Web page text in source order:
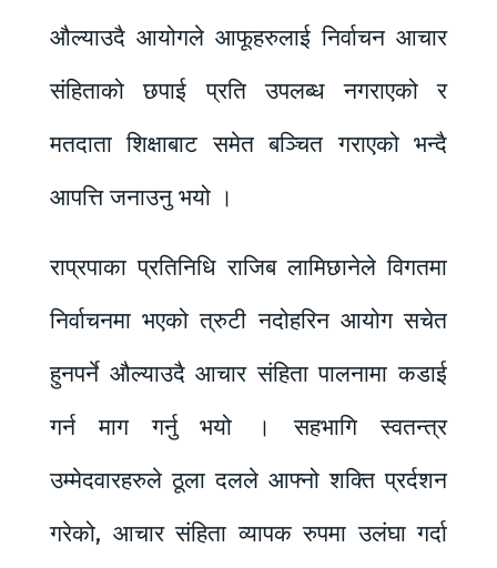
औल्याउदै आयोगले आफूहरुलाई निर्वाचन आचार
संहिताको छपाई प्रति उपलब्ध नगराएको र
मतदाता शिक्षाबाट समेत बञ्चित गराएको भन्दै
आपत्ति जनाउनु भयो ।
राप्रपाका प्रतिनिधि राजिब लामिछानेले विगतमा
निर्वाचनमा भएको त्रुटी नदोहरिन आयोग सचेत
हुनपर्ने औल्याउदै आचार संहिता पालनामा कडाई
गर्न माग गर्नु भयो । सहभागि स्वतन्त्र
उम्मेदवारहरुले ठूला दलले आफ्नो शक्ति प्रर्दशन
गरेको, आचार संहिता व्यापक रुपमा उलंघा गर्दा